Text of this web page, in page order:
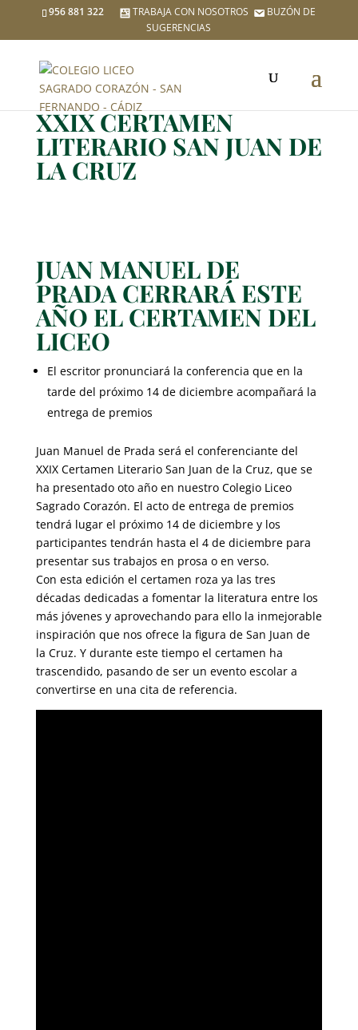
956 881 322 TRABAJA CON NOSOTROS
BUZÓN DE
SUGERENCIAS
XXIX CERTAMEN
LITERARIO SAN JUAN DE
LA CRUZ
JUAN MANUEL DE
PRADA CERRARÁ ESTE
AÑO EL CERTAMEN DEL
LICEO
El escritor pronunciará la conferencia que en la
tarde del próximo 14 de diciembre acompañará la
entrega de premios
Juan Manuel de Prada será el conferenciante del
XXIX Certamen Literario San Juan de la Cruz, que se
ha presentado oto año en nuestro Colegio Liceo
Sagrado Corazón. El acto de entrega de premios
tendrá lugar el próximo 14 de diciembre y los
participantes tendrán hasta el 4 de diciembre para
presentar sus trabajos en prosa o en verso.
Con esta edición el certamen roza ya las tres
décadas dedicadas a fomentar la literatura entre los
más jóvenes y aprovechando para ello la inmejorable
inspiración que nos ofrece la figura de San Juan de
la Cruz. Y durante este tiempo el certamen ha
trascendido, pasando de ser un evento escolar a
convertirse en una cita de referencia.